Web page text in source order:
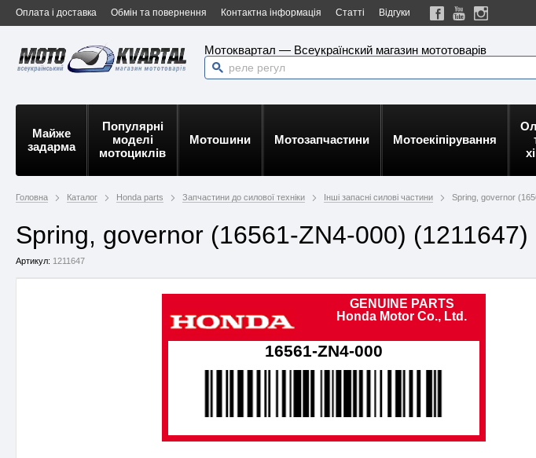
Оплата і доставка Обмін та повернення Контактна інформація Статті Відгуки
Мотоквартал — Всеукраїнский магазин мототоварів
Майже
задарма
Популярні
моделі
мотоциклів
Мотошини Мотозапчастини Мотоекіпірування
Головна Каталог Honda parts Запчастини до силової техніки Інші запасні силові частини Spring, governor
Spring, governor (16561-ZN4-000) (1211647)
Артикул: 1211647
GENUINE PARTS
Honda Motor Co., Ltd.
16561-ZN4-000